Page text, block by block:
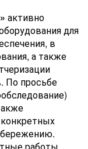
активно
для
в
а также
По просьбе
работы,